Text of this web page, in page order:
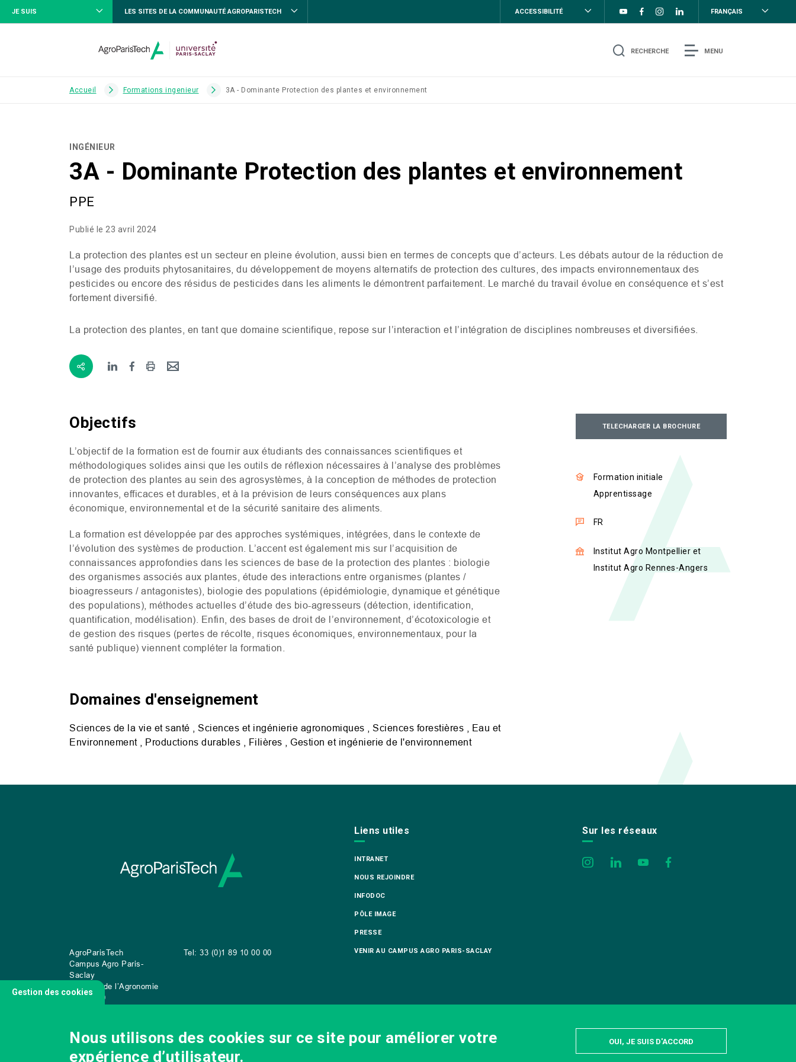
JE SUIS LES SITES DE LA COMMUNAUTÉ AGROPARISTECH ACCESSIBILITÉ FRANÇAIS
RECHERCHE MENU
Accueil Formations ingenieur 3A - Dominante Protection des plantes et environnement
INGÉNIEUR
3A - Dominante Protection des plantes et environnement
PPE
Publié le 23 avril 2024
La protection des plantes est un secteur en pleine évolution, aussi bien en termes de concepts que d’acteurs. Les débats autour de la réduction de
l’usage des produits phytosanitaires, du développement de moyens alternatifs de protection des cultures, des impacts environnementaux des
pesticides ou encore des résidus de pesticides dans les aliments le démontrent parfaitement. Le marché du travail évolue en conséquence et s’est
fortement diversifié.
La protection des plantes, en tant que domaine scientifique, repose sur l’interaction et l’intégration de disciplines nombreuses et diversifiées.
Objectifs
L’objectif de la formation est de fournir aux étudiants des connaissances scientifiques et
méthodologiques solides ainsi que les outils de réflexion nécessaires à l’analyse des problèmes
de protection des plantes au sein des agrosystèmes, à la conception de méthodes de protection
innovantes, efficaces et durables, et à la prévision de leurs conséquences aux plans
économique, environnemental et de la sécurité sanitaire des aliments.
La formation est développée par des approches systémiques, intégrées, dans le contexte de
l’évolution des systèmes de production. L’accent est également mis sur l’acquisition de
connaissances approfondies dans les sciences de base de la protection des plantes : biologie
des organismes associés aux plantes, étude des interactions entre organismes (plantes /
bioagresseurs / antagonistes), biologie des populations (épidémiologie, dynamique et génétique
des populations), méthodes actuelles d’étude des bio-agresseurs (détection, identification,
quantification, modélisation). Enfin, des bases de droit de l’environnement, d’écotoxicologie et
de gestion des risques (pertes de récolte, risques économiques, environnementaux, pour la
santé publique) viennent compléter la formation.
Domaines d'enseignement
Sciences de la vie et santé , Sciences et ingénierie agronomiques , Sciences forestières , Eau et
Environnement , Productions durables , Filières , Gestion et ingénierie de l'environnement
TELECHARGER LA BROCHURE
Formation initiale
Apprentissage
FR
Institut Agro Montpellier et
Institut Agro Rennes-Angers
AgroParisTech
Campus Agro Paris-
Saclay
22 place de l’Agronomie
CS20040
Tel: 33 (0)1 89 10 00 00
Liens utiles
INTRANET
NOUS REJOINDRE
INFODOC
PÔLE IMAGE
PRESSE
VENIR AU CAMPUS AGRO PARIS-SACLAY
Sur les réseaux
Gestion des cookies
Nous utilisons des cookies sur ce site pour améliorer votre
expérience d’utilisateur.
OUI, JE SUIS D'ACCORD